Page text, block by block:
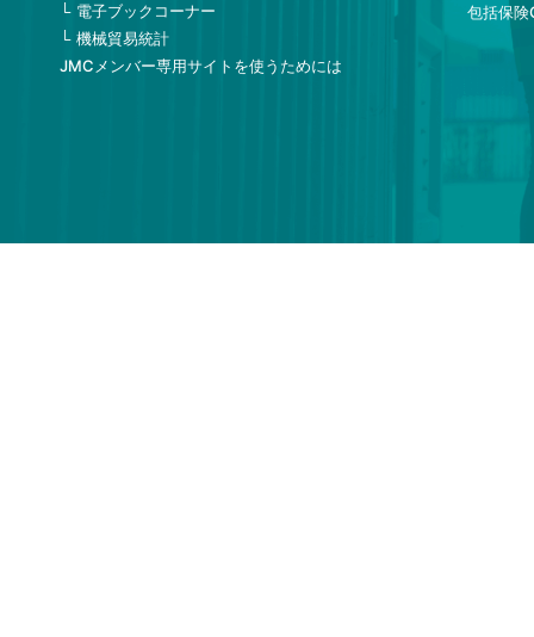
電子ブックコーナー
機械貿易統計
JMCメンバー専用サイトを使うためには
包括保険